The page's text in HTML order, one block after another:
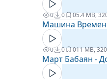
0 0 05.4 MB,
Машина
0 0 011 MB,
Март Бабаян -